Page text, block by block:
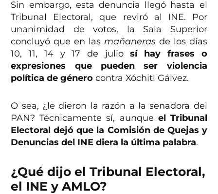
Sin embargo, esta denuncia llegó hasta el
Tribunal Electoral, que reviró al INE. Por
unanimidad de votos, la Sala Superior
concluyó que en las mañanerasde los días
10, 11, 14 y 17 de juliosí hay frases o
expresiones que pueden ser violencia
política de génerocontra Xóchitl Gálvez.
O sea, ¿le dieron la razón a la senadora del
PAN? Técnicamente sí, aunque el Tribunal
Electoral dejó que la Comisión de Quejas y
Denuncias del INE diera la última palabra.
¿Qué dijo el Tribunal Electoral,
el INE y AMLO?